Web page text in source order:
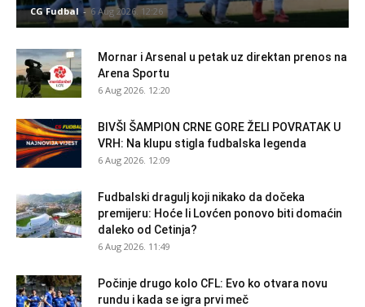
CG Fudbal - 6 Aug 2026. 12:26
Mornar i Arsenal u petak uz direktan prenos na
Arena Sportu
6 Aug 2026. 12:20
BIVŠI ŠAMPION CRNE GORE ŽELI POVRATAK U
VRH: Na klupu stigla fudbalska legenda
6 Aug 2026. 12:09
Fudbalski dragulj koji nikako da dočeka
premijeru: Hoće li Lovćen ponovo biti domaćin
daleko od Cetinja?
6 Aug 2026. 11:49
Počinje drugo kolo CFL: Evo ko otvara novu
rundu i kada se igra prvi meč